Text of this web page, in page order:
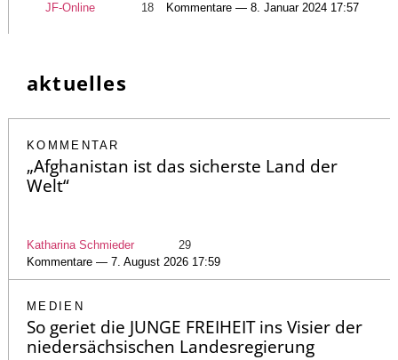
JF-Online 18 Kommentare — 8. Januar 2024 17:57
aktuelles
KOMMENTAR
„Afghanistan ist das sicherste Land der
Welt“
Katharina Schmieder
29
Kommentare — 7. August 2026 17:59
MEDIEN
So geriet die JUNGE FREIHEIT ins Visier der
niedersächsischen Landesregierung